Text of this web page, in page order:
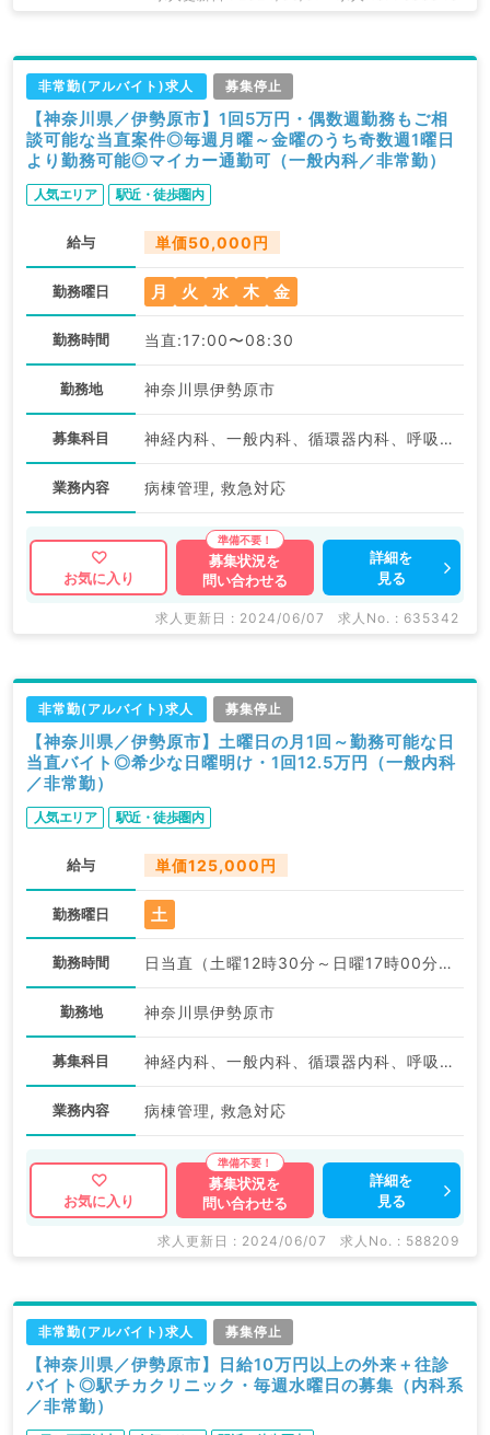
非常勤(アルバイト)求人 募集停止
【神奈川県／伊勢原市】1回5万円・偶数週勤務もご相
談可能な当直案件◎毎週月曜～金曜のうち奇数週1曜日
より勤務可能◎マイカー通勤可（一般内科／非常勤）
人気エリア 駅近・徒歩圏内
給与 単価50,000円
勤務曜日 月 火 水 木 金
勤務時間 当直:17:00〜08:30
勤務地 神奈川県伊勢原市
募集科目 神経内科、一般内科、循環器内科、呼吸器内科、消化器内科、内分泌・代謝内科、腎臓内科、血液内科
業務内容 病棟管理, 救急対応
お気に入り
募集状況を
問い合わせる
詳細を
見る
求人更新日 : 2024/06/07 求人No. : 635342
非常勤(アルバイト)求人 募集停止
【神奈川県／伊勢原市】土曜日の月1回～勤務可能な日
当直バイト◎希少な日曜明け・1回12.5万円（一般内科
／非常勤）
人気エリア 駅近・徒歩圏内
給与 単価125,000円
勤務曜日 土
勤務時間 日当直（土曜12時30分～日曜17時00分）:12:30〜17:00
勤務地 神奈川県伊勢原市
募集科目 神経内科、一般内科、循環器内科、呼吸器内科、消化器内科、内分泌・代謝内科、腎臓内科、血液内科
業務内容 病棟管理, 救急対応
お気に入り
募集状況を
問い合わせる
詳細を
見る
求人更新日 : 2024/06/07 求人No. : 588209
非常勤(アルバイト)求人 募集停止
【神奈川県／伊勢原市】日給10万円以上の外来＋往診
バイト◎駅チカクリニック・毎週水曜日の募集（内科系
／非常勤）